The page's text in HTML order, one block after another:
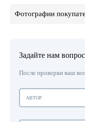
Фотографии
Задайте нам
После проверки ваш